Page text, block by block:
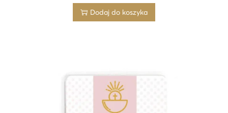
Dodaj do koszyka